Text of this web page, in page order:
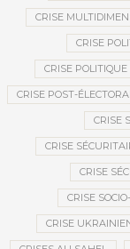
CRISE
CRISE
CRISE
CRISE POST-
CRISE
CRISE
CRISE
CRISE
CRISE